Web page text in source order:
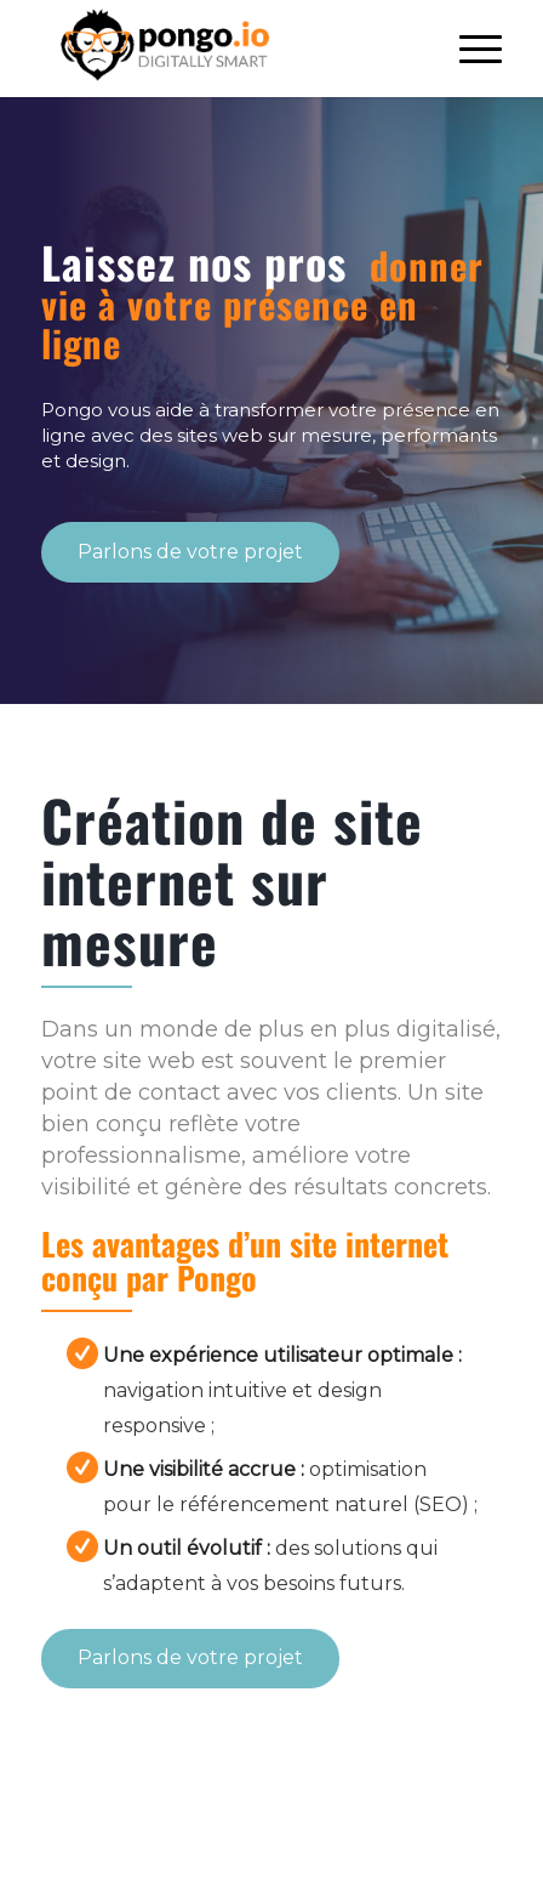
Laissez nos pros donner
vie à votre présence en
ligne
Pongo vous aide à transformer votre présence en
ligne avec des sites web sur mesure, performants
et design.
Parlons de votre projet
Création de site
internet sur
mesure
Dans un monde de plus en plus digitalisé,
votre site web est souvent le premier
point de contact avec vos clients. Un site
bien conçu reflète votre
professionnalisme, améliore votre
visibilité et génère des résultats concrets.
Les avantages d’un site internet
conçu par Pongo
Une expérience utilisateur optimale :
navigation intuitive et design
responsive ;
Une visibilité accrue : optimisation
pour le référencement naturel (SEO) ;
Un outil évolutif : des solutions qui
s’adaptent à vos besoins futurs.
Parlons de votre projet